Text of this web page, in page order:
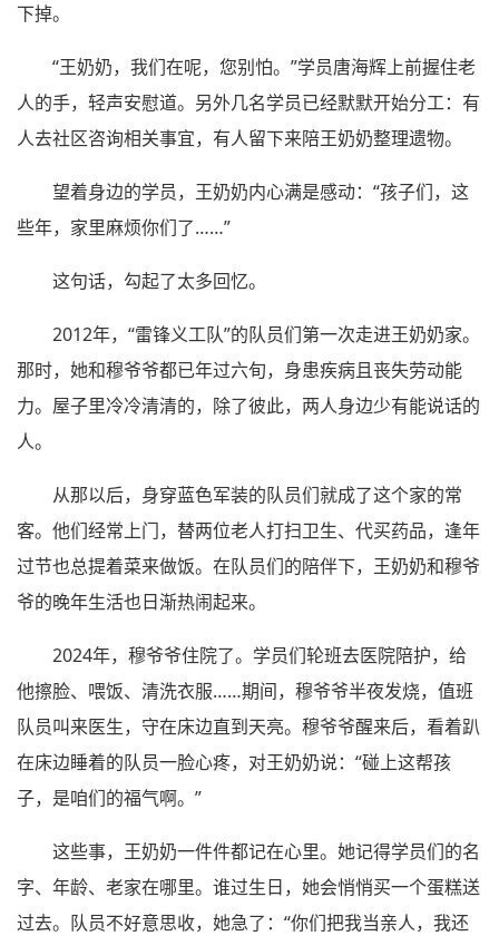
下掉。
“王奶奶，我们在呢，您别怕。”学员唐海辉上前握住老
人的手，轻声安慰道。另外几名学员已经默默开始分工：有
人去社区咨询相关事宜，有人留下来陪王奶奶整理遗物。
望着身边的学员，王奶奶内心满是感动：“孩子们，这
些年，家里麻烦你们了……”
这句话，勾起了太多回忆。
2012年，“雷锋义工队”的队员们第一次走进王奶奶家。
那时，她和穆爷爷都已年过六旬，身患疾病且丧失劳动能
力。屋子里冷冷清清的，除了彼此，两人身边少有能说话的
人。
从那以后，身穿蓝色军装的队员们就成了这个家的常
客。他们经常上门，替两位老人打扫卫生、代买药品，逢年
过节也总提着菜来做饭。在队员们的陪伴下，王奶奶和穆爷
爷的晚年生活也日渐热闹起来。
2024年，穆爷爷住院了。学员们轮班去医院陪护，给
他擦脸、喂饭、清洗衣服……期间，穆爷爷半夜发烧，值班
队员叫来医生，守在床边直到天亮。穆爷爷醒来后，看着趴
在床边睡着的队员一脸心疼，对王奶奶说：“碰上这帮孩
子，是咱们的福气啊。”
这些事，王奶奶一件件都记在心里。她记得学员们的名
字、年龄、老家在哪里。谁过生日，她会悄悄买一个蛋糕送
过去。队员不好意思收，她急了：“你们把我当亲人，我还